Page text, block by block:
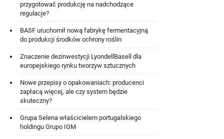
przygotować produkcję na nadchodzące
regulacje?
BASF uruchomił nową fabrykę fermentacyjną
do produkcji środków ochrony roślin
Znaczenie dezinwestycji LyondellBasell dla
europejskiego rynku tworzyw sztucznych
Nowe przepisy o opakowaniach: producenci
zapłacą więcej, ale czy system będzie
skuteczny?
Grupa Selena właścicielem portugalskiego
holdingu Grupo IGM